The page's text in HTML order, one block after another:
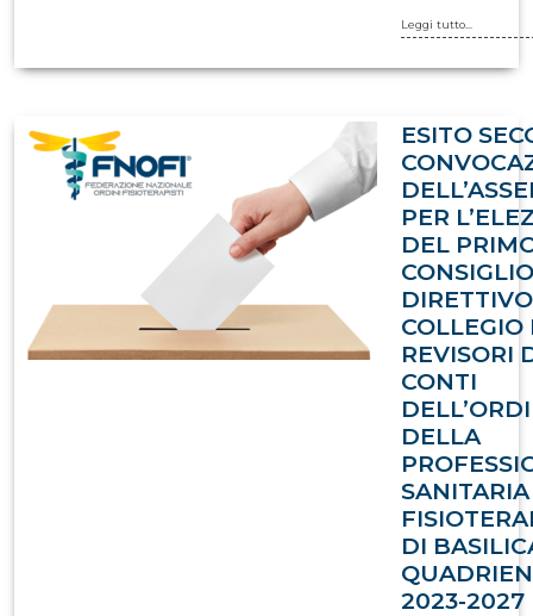
Leggi tutto...
ESITO
PER
DEL
CONSIGLIO
COLLEGIO
REVISORI
CONTI
DELLA
DI
2023-2027